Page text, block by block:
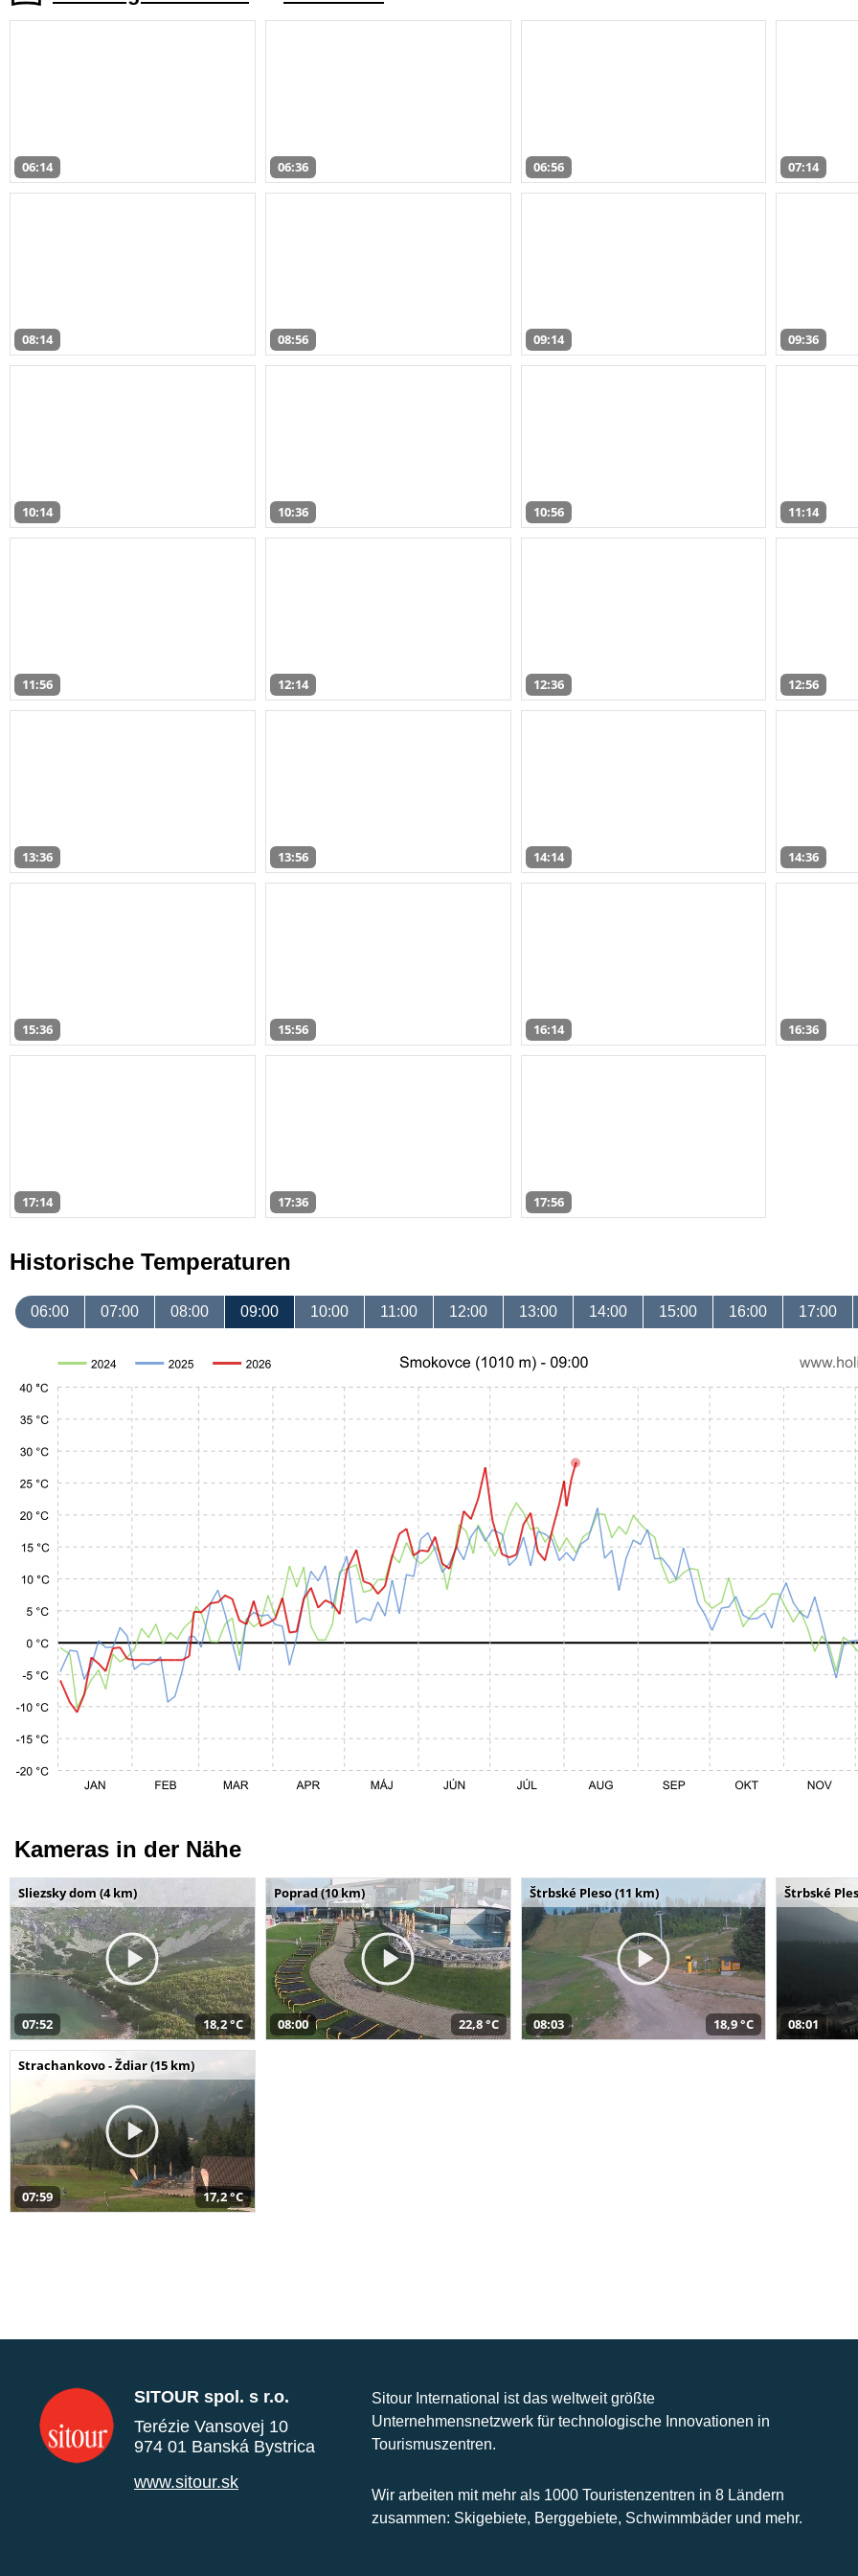
06:14 06:36 06:56 07:14
08:14 08:56 09:14 09:36
10:14 10:36 10:56 11:14
11:56 12:14 12:36 12:56
13:36 13:56 14:14 14:36
15:36 15:56 16:14 16:36
17:14 17:36 17:56
Historische Temperaturen
06:00 07:00 08:00 09:00 10:00 11:00 12:00 13:00 14:00 15:00 16:00 17:00
Kameras in der Nähe
Sliezsky dom (4 km)
07:52 18,2 °C
Poprad (10 km)
08:00 22,8 °C
Štrbské Pleso (11 km)
08:03 18,9 °C
Štrbské
08:01
Strachankovo - Ždiar (15 km)
07:59 17,2 °C
SITOUR spol. s r.o.
Terézie Vansovej 10
974 01 Banská Bystrica
www.sitour.sk
Sitour International ist das weltweit größte
Unternehmensnetzwerk für technologische Innovationen in
Tourismuszentren.
Wir arbeiten mit mehr als 1000 Touristenzentren in 8 Ländern
zusammen: Skigebiete, Berggebiete, Schwimmbäder und mehr.